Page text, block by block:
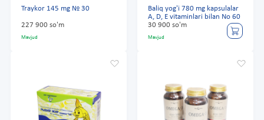
Traykor 145 mg № 30
227 900 so'm
Mavjud
Baliq yog'i 780 mg kapsulalar
A, D, E vitaminlari bilan No 60
30 900 so'm
Mavjud